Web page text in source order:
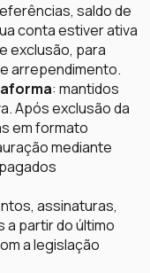
saldo de
conta estiver ativa
exclusão, para
arrependimento.
: mantidos
Após exclusão da
em formato
mediante
assinaturas,
partir do último
a legislação